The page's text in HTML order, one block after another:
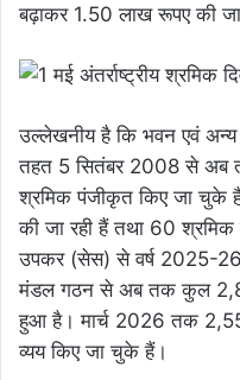
बढ़ाकर 1.50 लाख रूपए की
उल्लेखनीय है कि भवन एवं अन्य
तहत 5 सितंबर 2008 से अब
श्रमिक पंजीकृत किए जा चुके
की जा रही हैं तथा 60
उपकर (सेस) से वर्ष 2025-26
मंडल गठन से अब तक कुल
हुआ है। मार्च 2026 तक
व्यय किए जा चुके हैं।